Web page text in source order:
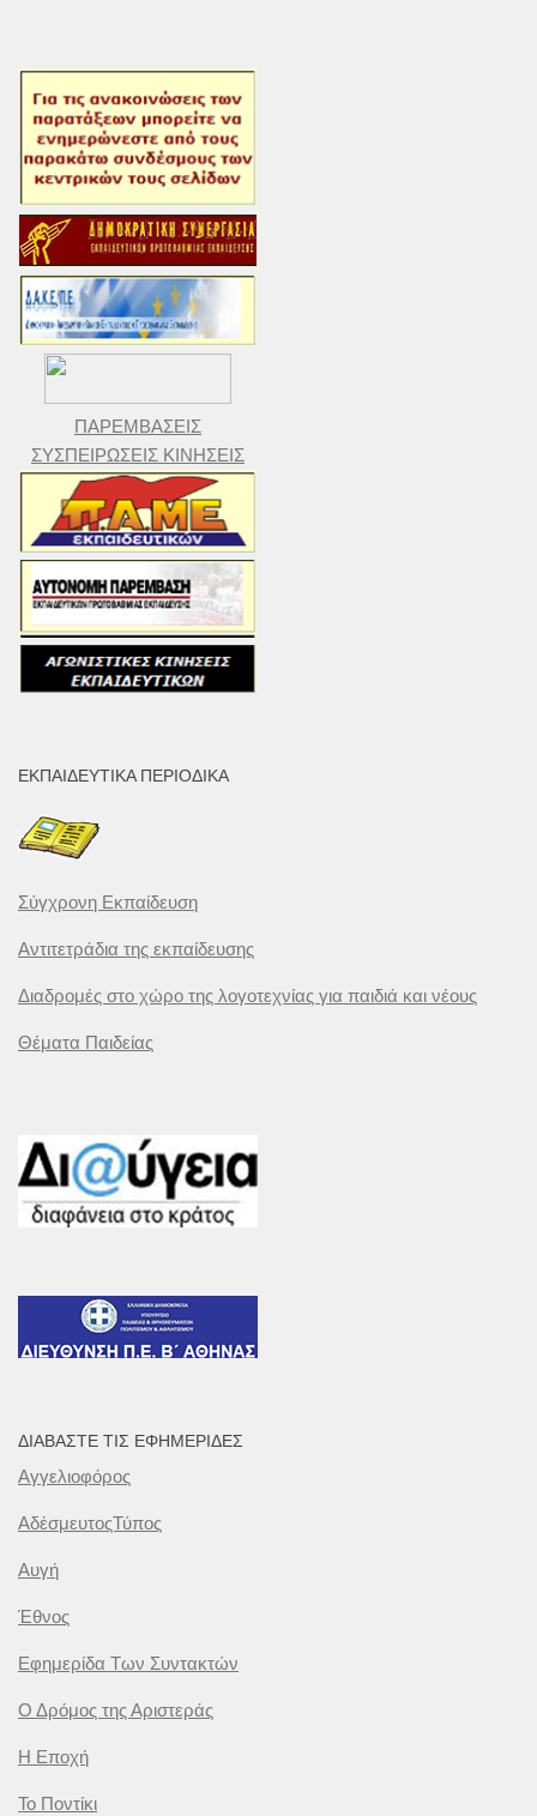
ΠΑΡΕΜΒΑΣΕΙΣ
ΣΥΣΠΕΙΡΩΣΕΙΣ ΚΙΝΗΣΕΙΣ
ΕΚΠΑΙΔΕΥΤΙΚΆ ΠΕΡΙΟΔΙΚΆ
Σύγχρονη Εκπαίδευση
Αντιτετράδια της εκπαίδευσης
Διαδρομές στο χώρο της λογοτεχνίας για παιδιά και νέους
Θέματα Παιδείας
ΔΙΑΒΆΣΤΕ ΤΙΣ ΕΦΗΜΕΡΊΔΕΣ
Αγγελιοφόρος
ΑδέσμευτοςΤύπος
Αυγή
Έθνος
Εφημερίδα Των Συντακτών
Ο Δρόμος της Αριστεράς
Η Εποχή
Το Ποντίκι